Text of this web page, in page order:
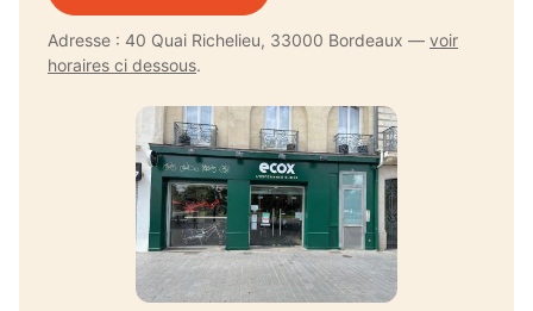
Adresse : 40 Quai Richelieu, 33000 Bordeaux — voir
horaires ci dessous.